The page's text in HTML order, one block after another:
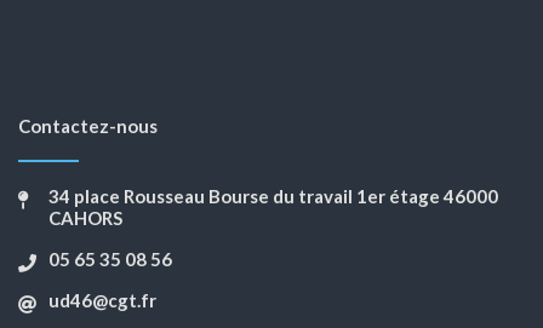
Contactez-nous
34 place Rousseau Bourse du travail 1er étage 46000
CAHORS
05 65 35 08 56
ud46@cgt.fr